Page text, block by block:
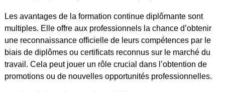
Les avantages de la formation continue diplômante sont
multiples. Elle offre aux professionnels la chance d’obtenir
une reconnaissance officielle de leurs compétences par le
biais de diplômes ou certificats reconnus sur le marché du
travail. Cela peut jouer un rôle crucial dans l’obtention de
promotions ou de nouvelles opportunités professionnelles.